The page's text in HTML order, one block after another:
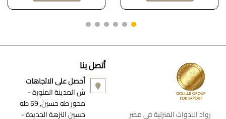
رواد الادوات المنزلية فى مصر
أتصل بنا
أحصل على الاتجاهات
ش المدينة المنورة -
محور طه حسين, 69 طه
حسين النزهة الجديدة -